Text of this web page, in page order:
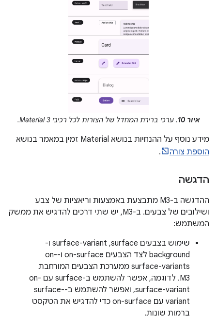
איור 10 . ערכי ברירת המחדל של הצורות לכל רכיבי Material 3.
מידע נוסף על ההנחיות בנושא Material זמין במאמר בנושא
הוספת צורה
.
הדגשה
ההדגשה ב-M3 מתבצעת באמצעות וריאציות של צבע
ושילובים של צבעים. ב-M3, יש שתי דרכים להדגיש את ממשק
המשתמש:
שימוש בצבעים surface,‏ surface-variant ו-
background לצד הצבעים on-surface ו-on-
surface-variants ממערכת הצבעים המורחבת
M3. לדוגמה, אפשר להשתמש ב-surface עם on-
surface-variant, ואפשר להשתמש ב-surface-
variant עם on-surface כדי להדגיש את הטקסט
ברמות שונות.